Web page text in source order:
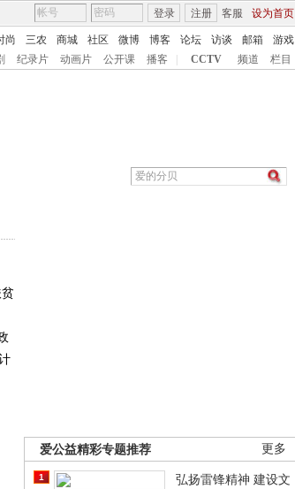
客服 设为首页
登录 注册
尚 三农 商城 社区 微博 博客 论坛 访谈 邮箱
游戏
纪录片 动画片 公开课 播客 CCTV 频道 栏目
更多
爱公益精彩专题推荐
1
弘扬雷锋精神 建设文